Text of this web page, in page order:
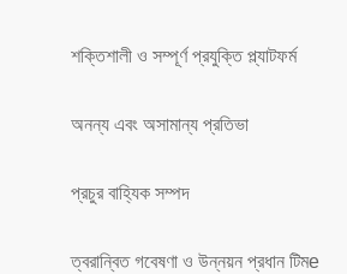
শক্তিশালী ও সম্পূর্ণ প্রযুক্তি প্ল্যাটফর্ম
অনন্য এবং অসামান্য প্রতিভা
প্রচুর বাহ্যিক সম্পদ
ত্বরান্বিত গবেষণা ও উন্নয়ন প্রধান টিমe